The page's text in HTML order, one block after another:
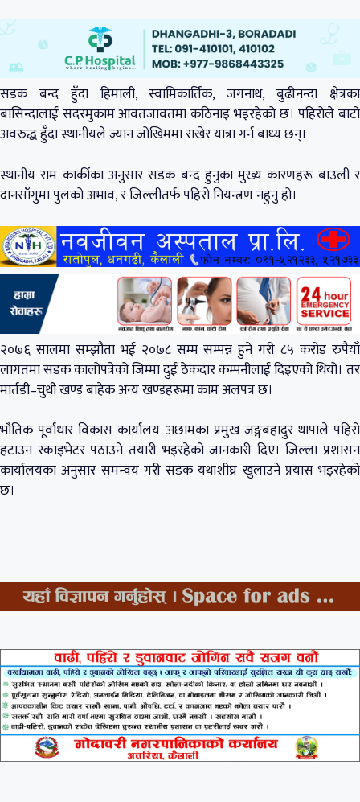
सडक बन्द हुँदा हिमाली, स्वामिकार्तिक, जगनाथ, बुढीनन्दा क्षेत्रका
बासिन्दालाई सदरमुकाम आवतजावतमा कठिनाइ भइरहेको छ। पहिरोले बाटो
अवरुद्ध हुँदा स्थानीयले ज्यान जोखिममा राखेर यात्रा गर्न बाध्य छन्।
स्थानीय राम कार्कीका अनुसार सडक बन्द हुनुका मुख्य कारणहरू बाउली र
दानसाँगुमा पुलको अभाव, र जिल्लीतर्फ पहिरो नियन्त्रण नहुनु हो।
२०७६ सालमा सम्झौता भई २०७८ सम्म सम्पन्न हुने गरी ८५ करोड रुपैयाँ
लागतमा सडक कालोपत्रेको जिम्मा दुई ठेकदार कम्पनीलाई दिइएको थियो। तर
मार्तडी–चुथी खण्ड बाहेक अन्य खण्डहरूमा काम अलपत्र छ।
भौतिक पूर्वाधार विकास कार्यालय अछामका प्रमुख जङ्गबहादुर थापाले पहिरो
हटाउन स्काइभेटर पठाउने तयारी भइरहेको जानकारी दिए। जिल्ला प्रशासन
कार्यालयका अनुसार समन्वय गरी सडक यथाशीघ्र खुलाउने प्रयास भइरहेको
छ।